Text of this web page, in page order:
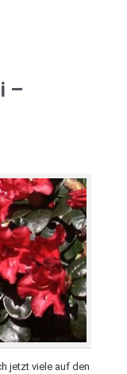
–
jetzt viele auf den